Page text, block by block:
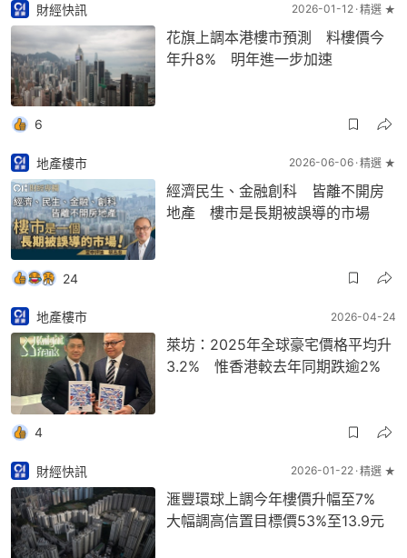
財經快訊 2026-01-12 精選 ★
花旗上調本港樓市預測 料樓價今
年升8% 明年進一步加速
6
地產樓市 2026-06-06 精選 ★
經濟民生、金融創科 皆離不開房
地產 樓市是長期被誤導的市場
24
地產樓市 2026-04-24
萊坊：2025年全球豪宅價格平均升
3.2% 惟香港較去年同期跌逾2%
4
財經快訊 2026-01-22 精選 ★
滙豐環球上調今年樓價升幅至7%
大幅調高信置目標價53%至13.9元